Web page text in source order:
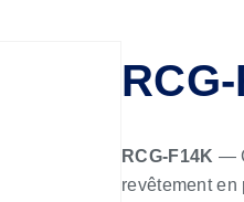
RCG-F14K —
revêtement en